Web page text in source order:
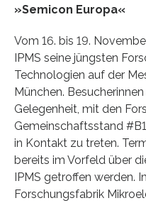
»Semicon Europa«
Vom 16. bis 19.
IPMS seine jüngsten
Technologien auf der
München.
Gelegenheit, mit den
Gemeinschaftsstand
in Kontakt zu treten.
bereits im Vorfeld über
IPMS getroffen werden.
Forschungsfabrik